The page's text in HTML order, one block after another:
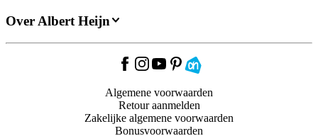
Over Albert Heijn
Algemene voorwaarden
Retour aanmelden
Zakelijke algemene voorwaarden
Bonusvoorwaarden